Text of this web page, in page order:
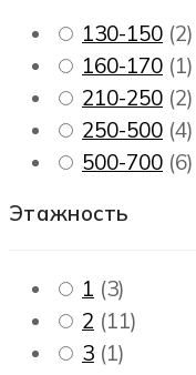
130-150 (2)
160-170 (1)
210-250 (2)
250-500 (4)
500-700 (6)
Этажность
1 (3)
2 (11)
3 (1)